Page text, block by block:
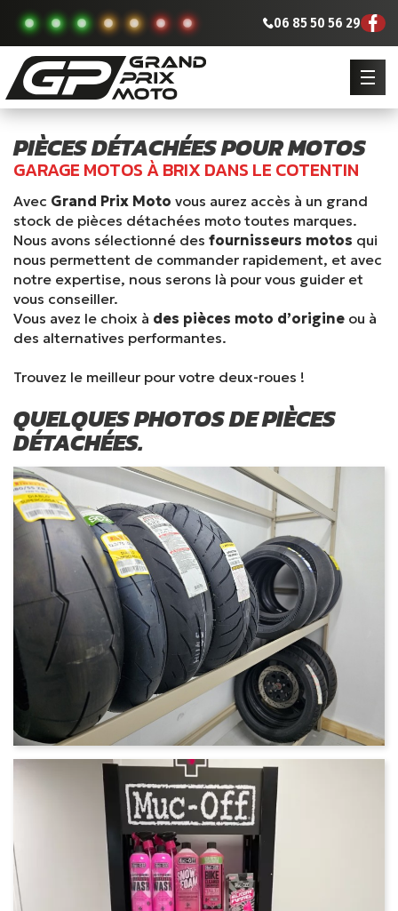
06 85 50 56 29
PIÈCES DÉTACHÉES POUR MOTOS
GARAGE MOTOS À BRIX DANS LE COTENTIN
Avec Grand Prix Moto vous aurez accès à un grand
stock de pièces détachées moto toutes marques.
Nous avons sélectionné des fournisseurs motos qui
nous permettent de commander rapidement, et avec
notre expertise, nous serons là pour vous guider et
vous conseiller.
Vous avez le choix à des pièces moto d’origine ou à
des alternatives performantes.
Trouvez le meilleur pour votre deux-roues !
QUELQUES PHOTOS DE PIÈCES
DÉTACHÉES.